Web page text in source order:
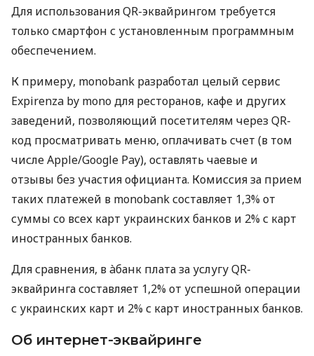
Для использования QR-эквайрингом требуется
только смартфон с установленным программным
обеспечением.
К примеру, monobank разработал целый сервис
Expirenza by mono для ресторанов, кафе и других
заведений, позволяющий посетителям через QR-
код просматривать меню, оплачивать счет (в том
числе Apple/Google Pay), оставлять чаевые и
отзывы без участия официанта. Комиссия за прием
таких платежей в monobank составляет 1,3% от
суммы со всех карт украинских банков и 2% с карт
иностранных банков.
Для сравнения, в àбанк плата за услугу QR-
эквайринга составляет 1,2% от успешной операции
с украинских карт и 2% с карт иностранных банков.
Об интернет-эквайринге